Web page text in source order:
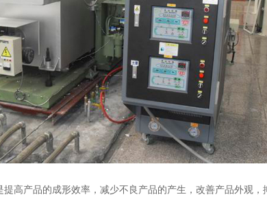
高产品的成形效率，减少不良产品的产生，改善产品外观，